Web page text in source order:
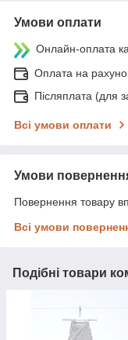
Умови оплати
Онлайн-оплата
Оплата на
Післяплата (для
Всі умови оплати
Умови
Повернення товару
Всі умови
Подібні товари